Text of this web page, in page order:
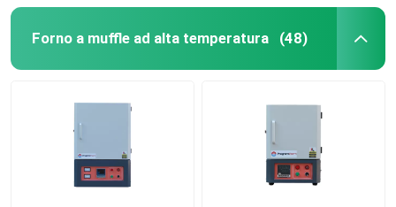
Forno a muffle ad alta temperatura (48)